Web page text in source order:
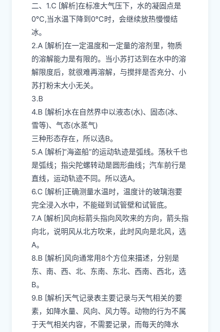
二、1.C [解析]在标准大气压下，水的凝固点是
0℃,当水温下降到0℃时，会继续放热慢慢结
冰。
2.A [解析]在一定温度和一定量的溶剂里，物质
的溶解能力是有限的。当小苏打达到在水中的溶
解限度后，就很难再溶解，与搅拌是否充分、小
苏打粉末大小无关。
3.B
4.B [解析]水在自然界中以液态(水)、固态(冰、
雪等)、气态(水蒸气)
三种形态存在，所以选B。
5.A [解析]“海盗船”的运动轨迹是弧线。荡秋千也
是弧线；指尖陀螺转动是圆形曲线；汽车前行是
直线，运动轨迹不同。所以选A。
6.C [解析]正确测量水温时，温度计的玻璃泡要
完全浸入水中，不能碰到试管壁和试管底。
7.A [解析]风向标箭头指向风吹来的方向，箭头指
向北，说明风从北方吹来，此时风向是北风，选
A。
8.B [解析]风向通常用8个方位来描述，分别是
东、南、西、北、东南、东北、西南、西北，选
B。
9.B [解析]天气记录表主要记录与天气相关的要
素，如降水量、风向、风力等。动物的行为不属
于天气相关内容，不需要记录，而每天的降水